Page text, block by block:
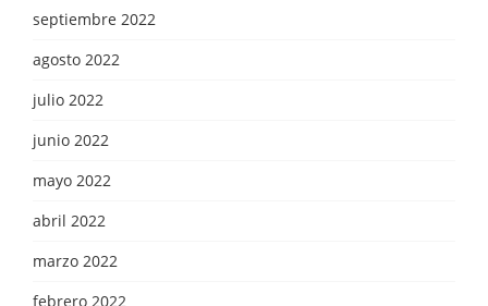
septiembre 2022
agosto 2022
julio 2022
junio 2022
mayo 2022
abril 2022
marzo 2022
febrero 2022